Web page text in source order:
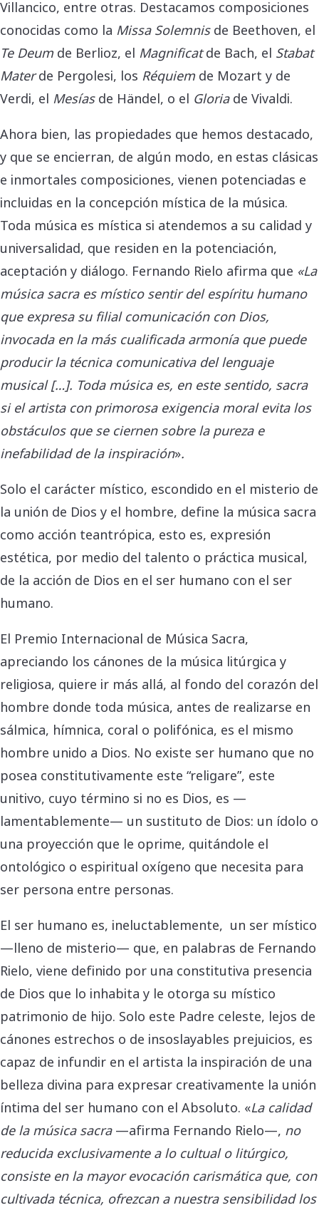
Villancico, entre otras. Destacamos composiciones
conocidas como la Missa Solemnisde Beethoven, el
Te Deumde Berlioz, el Magnificatde Bach, el Stabat
Materde Pergolesi, los Réquiemde Mozart y de
Verdi, el Mesíasde Händel, o el Gloriade Vivaldi.
Ahora bien, las propiedades que hemos destacado,
y que se encierran, de algún modo, en estas clásicas
e inmortales composiciones, vienen potenciadas e
incluidas en la concepción mística de la música.
Toda música es mística si atendemos a su calidad y
universalidad, que residen en la potenciación,
aceptación y diálogo. Fernando Rielo afirma que «La
música sacra es místico sentir del espíritu humano
que expresa su filial comunicación con Dios,
invocada en la más cualificada armonía que puede
producir la técnica comunicativa del lenguaje
musical […]. Toda música es, en este sentido, sacra
si el artista con primorosa exigencia moral evita los
obstáculos que se ciernen sobre la pureza e
inefabilidad de la inspiración».
Solo el carácter místico, escondido en el misterio de
la unión de Dios y el hombre, define la música sacra
como acción teantrópica, esto es, expresión
estética, por medio del talento o práctica musical,
de la acción de Dios en el ser humano con el ser
humano.
El Premio Internacional de Música Sacra,
apreciando los cánones de la música litúrgica y
religiosa, quiere ir más allá, al fondo del corazón del
hombre donde toda música, antes de realizarse en
sálmica, hímnica, coral o polifónica, es el mismo
hombre unido a Dios. No existe ser humano que no
posea constitutivamente este “religare”, este
unitivo, cuyo término si no es Dios, es —
lamentablemente— un sustituto de Dios: un ídolo o
una proyección que le oprime, quitándole el
ontológico o espiritual oxígeno que necesita para
ser persona entre personas.
El ser humano es, ineluctablemente, un ser místico
—lleno de misterio— que, en palabras de Fernando
Rielo, viene definido por una constitutiva presencia
de Dios que lo inhabita y le otorga su místico
patrimonio de hijo. Solo este Padre celeste, lejos de
cánones estrechos o de insoslayables prejuicios, es
capaz de infundir en el artista la inspiración de una
belleza divina para expresar creativamente la unión
íntima del ser humano con el Absoluto. «La calidad
de la música sacra—afirma Fernando Rielo—, no
reducida exclusivamente a lo cultual o litúrgico,
consiste en la mayor evocación carismática que, con
cultivada técnica, ofrezcan a nuestra sensibilidad los